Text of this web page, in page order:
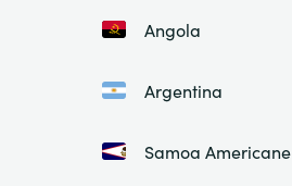
Angola
Argentina
Samoa Americane